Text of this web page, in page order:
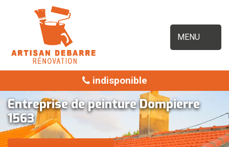
MENU
indisponible
Entreprise de peinture Dompierre
1563